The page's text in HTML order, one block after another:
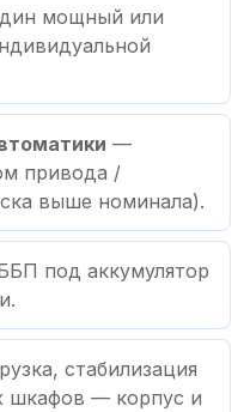
мощный или
—
привода /
выше номинала).
под аккумулятор
стабилизация
шкафов — корпус и